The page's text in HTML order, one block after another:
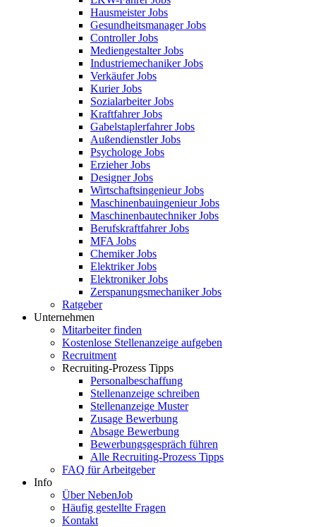
Hausmeister Jobs
Gesundheitsmanager Jobs
Controller Jobs
Mediengestalter Jobs
Industriemechaniker Jobs
Verkäufer Jobs
Kurier Jobs
Sozialarbeiter Jobs
Kraftfahrer Jobs
Gabelstaplerfahrer Jobs
Außendienstler Jobs
Psychologe Jobs
Erzieher Jobs
Designer Jobs
Wirtschaftsingenieur Jobs
Maschinenbauingenieur Jobs
Maschinenbautechniker Jobs
Berufskraftfahrer Jobs
MFA Jobs
Chemiker Jobs
Elektriker Jobs
Elektroniker Jobs
Zerspanungsmechaniker Jobs
Ratgeber
Unternehmen
Mitarbeiter finden
Kostenlose Stellenanzeige aufgeben
Recruitment
Recruiting-Prozess Tipps
Personalbeschaffung
Stellenanzeige schreiben
Stellenanzeige Muster
Zusage Bewerbung
Absage Bewerbung
Bewerbungsgespräch führen
Alle Recruiting-Prozess Tipps
FAQ für Arbeitgeber
Info
Über NebenJob
Häufig gestellte Fragen
Kontakt